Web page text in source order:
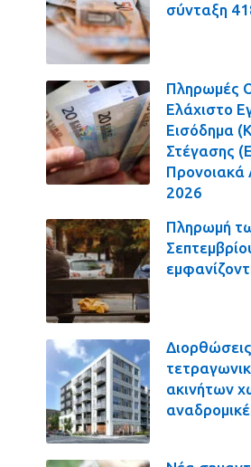
σύνταξη
Πληρωμές
Ελάχιστο
Εισόδημα
Στέγασης
Προνοιακά
2026
Πληρωμή
ακινήτων